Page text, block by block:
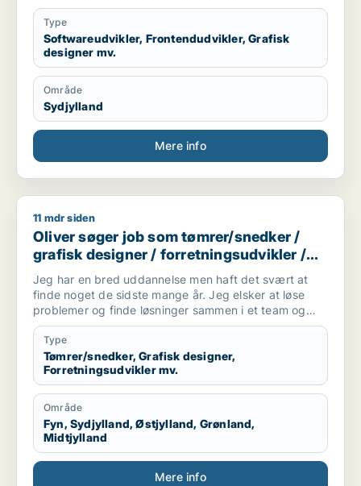
Type
Softwareudvikler, Frontendudvikler, Grafisk
designer mv.
Område
Sydjylland
Mere info
Oliver søger job som tømrer/snedker / grafisk designer /
11 mdr siden
Oliver søger job som tømrer/snedker /
grafisk designer / forretningsudvikler /
kreativ medarbejder / driftsleder
Jeg har en bred uddannelse men haft det svært at
finde noget de sidste mange år. Jeg elsker at løse
problemer og finde løsninger sammen i et team og
alene.
Jeg er akademisk men også hands on (ingeniør og
snedker). Jeg har laved forskellige tømre arbejde
privat, arbejder forskellige produktions virksomheder,
kan bruge mine hænder, læse og laver tekniske
tegninger. Godt til at skitsere ideer, visualiserer,
kommunikation i 7 sproget. Elsker at hjælpe og lede
mennesker. Innovation eller prototype udvikling fra
Idee til produktion er interessant hvor man også skal
bruger sine hænder. Nye tekknologier some AI/KI.
Internationale virksomheder.
Type
Tømrer/snedker, Grafisk designer,
Forretningsudvikler mv.
Område
Fyn, Sydjylland, Østjylland, Grønland,
Midtjylland
Mere info